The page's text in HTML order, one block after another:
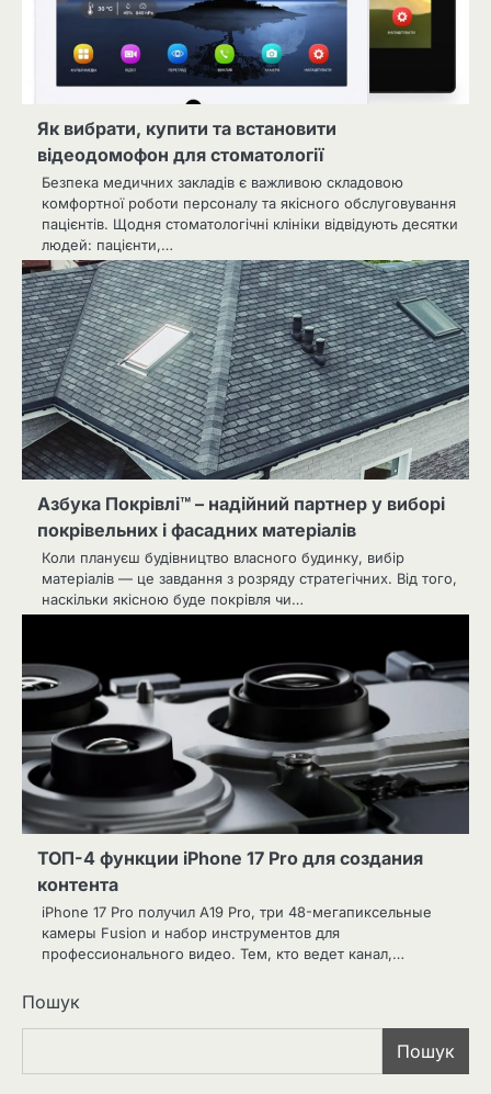
Як вибрати, купити та встановити
відеодомофон для стоматології
Безпека медичних закладів є важливою складовою
комфортної роботи персоналу та якісного обслуговування
пацієнтів. Щодня стоматологічні клініки відвідують десятки
людей: пацієнти,…
Азбука Покрівлі™ – надійний партнер у виборі
покрівельних і фасадних матеріалів
Коли плануєш будівництво власного будинку, вибір
матеріалів — це завдання з розряду стратегічних. Від того,
наскільки якісною буде покрівля чи…
ТОП-4 функции iPhone 17 Pro для создания
контента
iPhone 17 Pro получил A19 Pro, три 48-мегапиксельные
камеры Fusion и набор инструментов для
профессионального видео. Тем, кто ведет канал,…
Пошук
Пошук